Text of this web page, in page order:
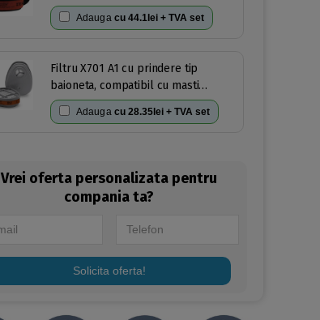
Oxyline X6,X8, 3M 6100, 3M 6200, 3M
6300(2 buc/set)
Adaugacu44.1lei + TVA set
Filtru X701 A1 cu prindere tip
baioneta, compatibil cu masti
Oxyline X6,X8, 3M 6100, 3M 6200, 3M
6300,3M6800(2 buc/set)
Adaugacu28.35lei + TVA set
Vrei oferta personalizata pentru
compania ta?
Solicita oferta!